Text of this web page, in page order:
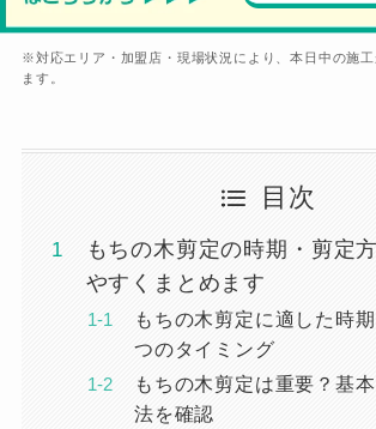
※対応エリア・加盟店・現場状況により、本日中の施
ます。
目次
もちの木剪定の時期・剪定
やすくまとめます
もちの木剪定に適した時
つのタイミング
もちの木剪定は重要？基
法を確認